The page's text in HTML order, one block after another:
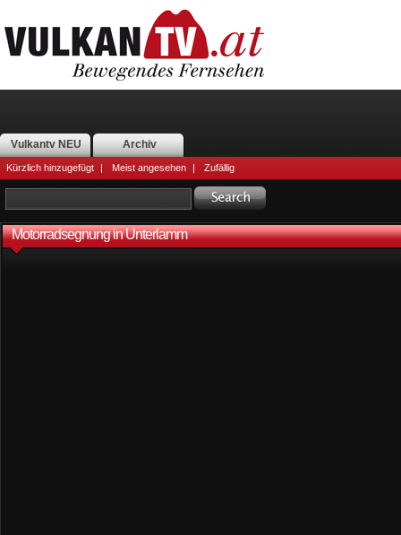
Vulkantv NEU Archiv
Kürzlich hinzugefügt | Meist angesehen | Zufällig
Motorradsegnung in Unterlamm